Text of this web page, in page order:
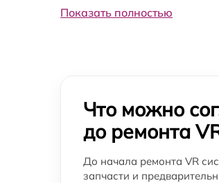
Показать полностью
Что можно
до ремонта
До начала ремонта VR
запчасти и